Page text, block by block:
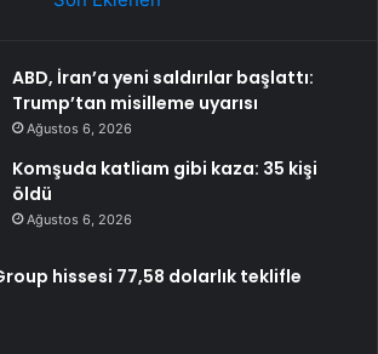
ABD, İran’a yeni saldırılar başlattı:
Trump’tan misilleme uyarısı
Ağustos 6, 2026
Komşuda katliam gibi kaza: 35 kişi
öldü
Ağustos 6, 2026
hissesi 77,58 dolarlık teklifle